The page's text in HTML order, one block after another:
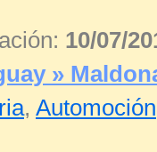
10/07/
»
, Automoción